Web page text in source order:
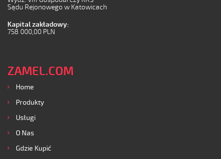
Sądu Rejonowego w Katowicach
Kapital zakładowy:
758 000,00 PLN
ZAMEL.COM
Home
Produkty
Usługi
O Nas
Gdzie Kupić